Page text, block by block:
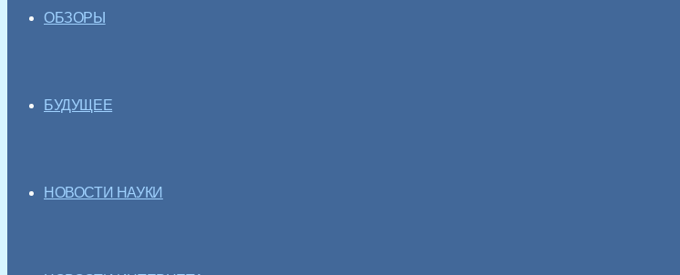
ОБЗОРЫ
БУДУЩЕЕ
НОВОСТИ НАУКИ